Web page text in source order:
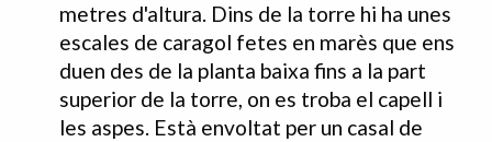
metres d'altura. Dins de la torre hi ha unes
escales de caragol fetes en marès que ens
duen des de la planta baixa fins a la part
superior de la torre, on es troba el capell i
les aspes. Està envoltat per un casal de